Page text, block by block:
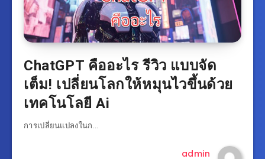
ChatGPT คืออะไร รีวิว แบบจัด
เต็ม! เปลี่ยนโลกให้หมุนไวขึ้นด้วย
เทคโนโลยี Ai
การเปลี่ยนแปลงในก…
admin